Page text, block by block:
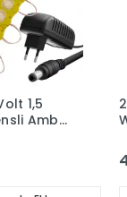
1,5
Amber
Tipi